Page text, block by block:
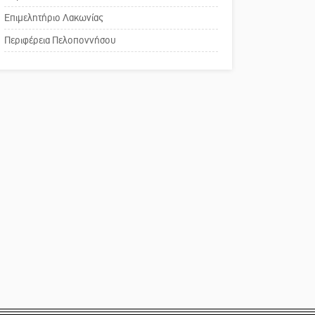
χρωμάτων στη Νεάπολη
Το δικό σας σχόλιο:
Παράδειγμα κοινωνικής
Επιμελητήριο Λακωνίας
Περιφέρεια Πελοποννήσου